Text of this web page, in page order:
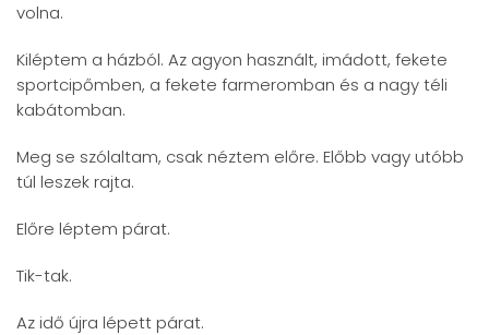
volna.
Kiléptem a házból. Az agyon használt, imádott, fekete
sportcipőmben, a fekete farmeromban és a nagy téli
kabátomban.
Meg se szólaltam, csak néztem előre. Előbb vagy utóbb
túl leszek rajta.
Előre léptem párat.
Tik-tak.
Az idő újra lépett párat.